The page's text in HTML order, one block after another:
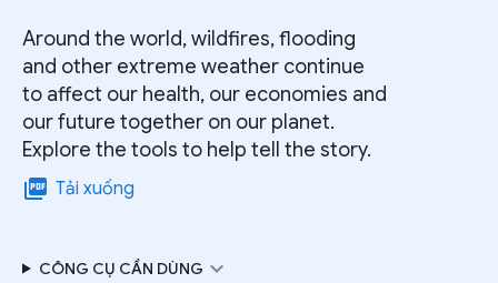
Around the world, wildfires, flooding
and other extreme weather continue
to affect our health, our economies and
our future together on our planet.
Explore the tools to help tell the story.
picture_as_pdf Tải xuống
CÔNG CỤ CẦN DÙNG expand_more